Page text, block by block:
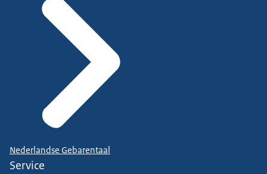
Nederlandse Gebarentaal
Service